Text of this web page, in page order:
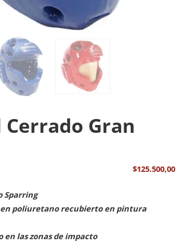
Cerrado Gran
$125.500,00
Sparring
en poliuretano recubierto en pintura
en las zonas de impacto